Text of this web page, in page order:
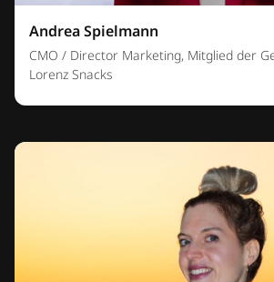
Andrea Spielmann
CMO / Director Marketing, Mitglied der
Lorenz Snacks